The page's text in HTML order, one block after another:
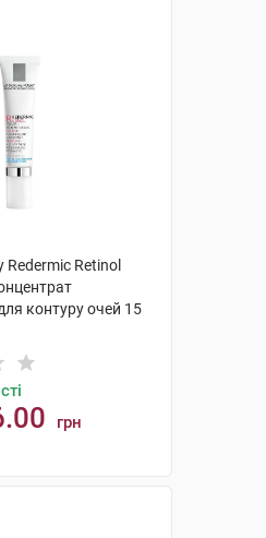
Redermic Retinol
для контуру очей 15
грн